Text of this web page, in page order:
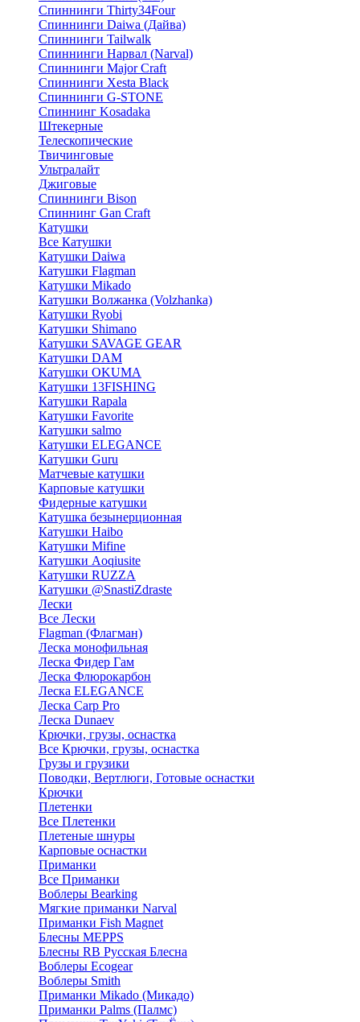
Спиннинги Thirty34Four
Спиннинги Daiwa (Дайва)
Спиннинги Tailwalk
Спиннинги Нарвал (Narval)
Спиннинги Major Craft
Спиннинги Xesta Black
Спиннинги G-STONE
Спиннинг Kosadaka
Штекерные
Телескопические
Твичинговые
Ультралайт
Джиговые
Спиннинги Bison
Спиннинг Gan Craft
Катушки
Все Катушки
Катушки Daiwa
Катушки Flagman
Катушки Mikado
Катушки Волжанка (Volzhanka)
Катушки Ryobi
Катушки Shimano
Катушки SAVAGE GEAR
Катушки DAM
Катушки OKUMA
Катушки 13FISHING
Катушки Rapala
Катушки Favorite
Катушки salmo
Катушки ELEGANCE
Катушки Guru
Матчевые катушки
Карповые катушки
Фидерные катушки
Катушка безынерционная
Катушки Haibo
Катушки Mifine
Катушки Aoqiusite
Катушки RUZZA
Катушки @SnastiZdraste
Лески
Все Лески
Flagman (Флагман)
Леска монофильная
Леска Фидер Гам
Леска Флюрокарбон
Леска ELEGANCE
Леска Carp Pro
Леска Dunaev
Крючки, грузы, оснастка
Все Крючки, грузы, оснастка
Грузы и грузики
Поводки, Вертлюги, Готовые оснастки
Крючки
Плетенки
Все Плетенки
Плетеные шнуры
Карповые оснастки
Приманки
Все Приманки
Воблеры Bearking
Мягкие приманки Narval
Приманки Fish Magnet
Блесны MEPPS
Блесны RB Русская Блесна
Воблеры Ecogear
Воблеры Smith
Приманки Mikado (Микадо)
Приманки Palms (Палмс)